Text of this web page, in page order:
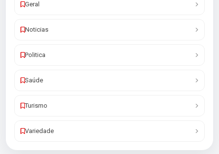
Geral
Noticias
Politica
Saúde
Turismo
Variedade